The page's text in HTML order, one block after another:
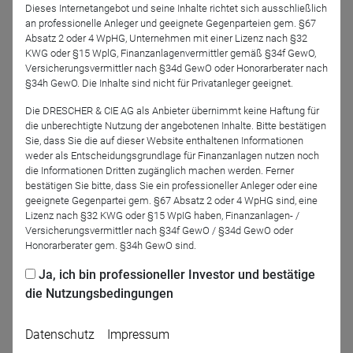
Kontakt
Empureon Capital Management GmbH
Bockenheimer Landstraße 2-4
Tel.: +49 (0) 69 5880 439 0
Homepage
Ansprechpartner
Erik Wille
Tel.: +49 (0) 69 5880 439 77
erik.wille@empureon.de
Dieses Internetangebot und seine Inhalte richtet sich ausschließlich
an professionelle Anleger und geeignete Gegenparteien gem. §67
Absatz 2 oder 4 WpHG, Unternehmen mit einer Lizenz nach §32
KWG oder §15 WplG, Finanzanlagenvermittler gemäß §34f GewO,
Versicherungsvermittler nach §34d GewO oder Honorarberater nach
§34h GewO. Die Inhalte sind nicht für Privatanleger geeignet.
Die DRESCHER & CIE AG als Anbieter übernimmt keine Haftung für
die unberechtigte Nutzung der angebotenen Inhalte. Bitte bestätigen
Sie, dass Sie die auf dieser Website enthaltenen Informationen
weder als Entscheidungsgrundlage für Finanzanlagen nutzen noch
die Informationen Dritten zugänglich machen werden. Ferner
bestätigen Sie bitte, dass Sie ein professioneller Anleger oder eine
geeignete Gegenpartei gem. §67 Absatz 2 oder 4 WpHG sind, eine
Lizenz nach §32 KWG oder §15 WpIG haben, Finanzanlagen- /
Versicherungsvermittler nach §34f GewO / §34d GewO oder
Honorarberater gem. §34h GewO sind.
Ja, ich bin professioneller Investor und bestätige
die Nutzungsbedingungen
Datenschutz Impressum